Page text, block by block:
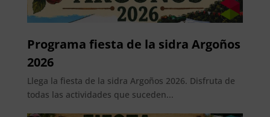
Programa fiesta de la sidra Argoños
2026
Llega la fiesta de la sidra Argoños 2026. Disfruta de
todas las actividades que suceden...